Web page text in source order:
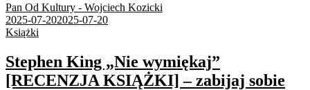
Pan Od Kultury - Wojciech Kozicki
2025-07-202025-07-20
Książki
Stephen King „Nie wymiękaj”
[RECENZJA KSIĄŻKI] – zabijaj sobie